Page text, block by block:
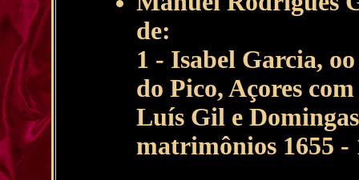
de:
1 - Isabel Garcia,
do Pico, Açores
Luís Gil e
matrimônios 1655 -